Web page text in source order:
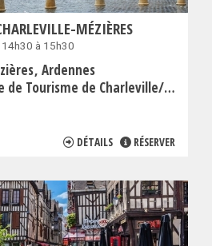
MÉZIÈRES
à 15h30
Ardennes
Tourisme de Charleville/Sedan en Ardenne
DÉTAILS RÉSERVER